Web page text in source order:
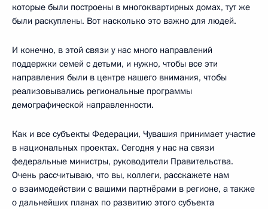
которые были построены в многоквартирных домах, тут же
были раскуплены. Вот насколько это важно для людей.
И конечно, в этой связи у нас много направлений
поддержки семей с детьми, и нужно, чтобы все эти
направления были в центре нашего внимания, чтобы
реализовывались региональные программы
демографической направленности.
Как и все субъекты Федерации, Чувашия принимает участие
в национальных проектах. Сегодня у нас на связи
федеральные министры, руководители Правительства.
Очень рассчитываю, что вы, коллеги, расскажете нам
о взаимодействии с вашими партнёрами в регионе, а также
о дальнейших планах по развитию этого субъекта